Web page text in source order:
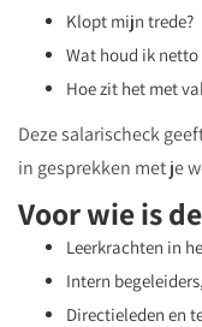
Klopt mijn trede?
Wat houd ik
Hoe zit het met
Deze salarischeck
in gesprekken met je
Voor wie is
Leerkrachten in
Intern
Directieleden en